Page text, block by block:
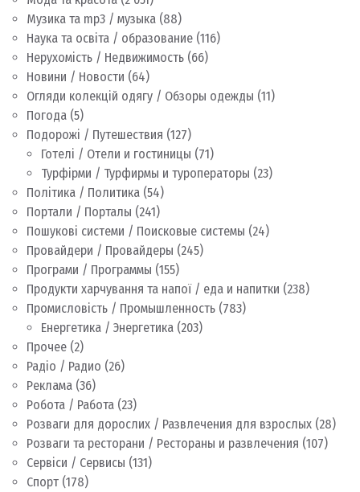
Музика та mp3 / музыка (88)
Наука та освіта / образование (116)
Нерухомість / Недвижимость (66)
Новини / Новости (64)
Огляди колекцій одягу / Обзоры одежды (11)
Погода (5)
Подорожі / Путешествия (127)
Готелі / Отели и гостиницы (71)
Турфірми / Турфирмы и туроператоры (23)
Політика / Политика (54)
Портали / Порталы (241)
Пошукові системи / Поисковые системы (24)
Провайдери / Провайдеры (245)
Програми / Программы (155)
Продукти харчування та напої / еда и напитки (238)
Промисловість / Промышленность (783)
Енергетика / Энергетика (203)
Прочее (2)
Радіо / Радио (26)
Реклама (36)
Робота / Работа (23)
Розваги для дорослих / Развлечения для взрослых (28)
Розваги та ресторани / Рестораны и развлечения (107)
Сервіси / Сервисы (131)
Спорт (178)